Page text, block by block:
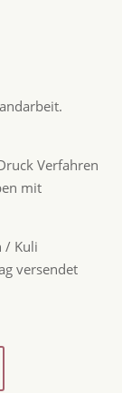
Verfahren
mit
/ Kuli
versendet